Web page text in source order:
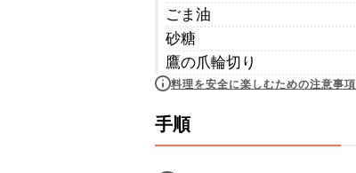
ごま油
砂糖
鷹の爪輪切り
料理を安全に楽しむための注意事項
手順